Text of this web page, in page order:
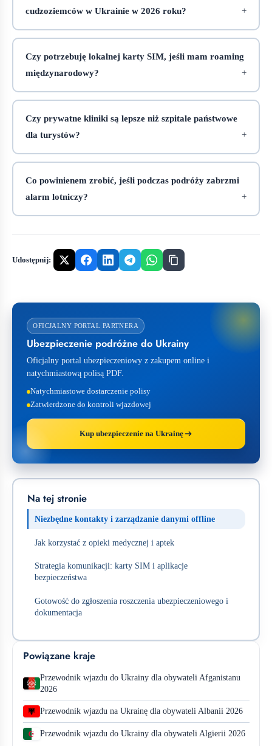
cudzoziemców w Ukrainie w 2026 roku?
Czy potrzebuję lokalnej karty SIM, jeśli mam roaming
międzynarodowy?
Czy prywatne kliniki są lepsze niż szpitale państwowe
dla turystów?
Co powinienem zrobić, jeśli podczas podróży zabrzmi
alarm lotniczy?
Udostępnij:
OFICJALNY PORTAL PARTNERA
Ubezpieczenie podróżne do Ukrainy
Oficjalny portal ubezpieczeniowy z zakupem online i
natychmiastową polisą PDF.
Natychmiastowe dostarczenie polisy
Zatwierdzone do kontroli wjazdowej
Kup ubezpieczenie na Ukrainę
Na tej stronie
Niezbędne kontakty i zarządzanie danymi offline
Jak korzystać z opieki medycznej i aptek
Strategia komunikacji: karty SIM i aplikacje
bezpieczeństwa
Gotowość do zgłoszenia roszczenia ubezpieczeniowego i
dokumentacja
Powiązane kraje
Przewodnik wjazdu do Ukrainy dla obywateli Afganistanu
2026
Przewodnik wjazdu na Ukrainę dla obywateli Albanii 2026
Przewodnik wjazdu do Ukrainy dla obywateli Algierii 2026